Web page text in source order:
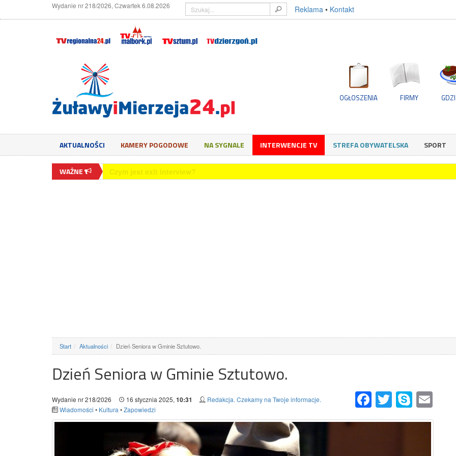
Wydanie nr 218/2026, Czwartek 6.08.2026 Reklama • Kontakt
OGŁOSZENIA FIRMY
AKTUALNOŚCI KAMERY POGODOWE NA SYGNALE INTERWENCJE TV STREFA OBYWATELSKA SPORT
WAŻNE Czym jest exit interview?
Start Aktualności Dzień Seniora w Gminie Sztutowo.
Dzień Seniora w Gminie Sztutowo.
FacebookTwitter Skype
Wydanie nr 218/2026 16 stycznia 2025, 10:31
Redakcja. Czekamy na Twoje informacje.
Wiadomości • Kultura •Zapowiedzi